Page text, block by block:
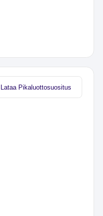
Lataa Pikaluottosuositus